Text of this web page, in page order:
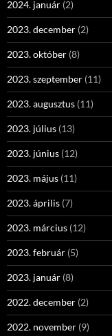
2024. január (2)
2023. december (2)
2023. október (8)
2023. szeptember (11)
2023. augusztus (11)
2023. július (13)
2023. június (12)
2023. május (11)
2023. április (7)
2023. március (12)
2023. február (5)
2023. január (8)
2022. december (2)
2022. november (9)